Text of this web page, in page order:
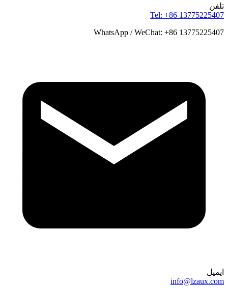
تلفن
Tel: +86 13775225407
WhatsApp / WeChat: +86 13775225407
ایمیل
info@lzaux.com